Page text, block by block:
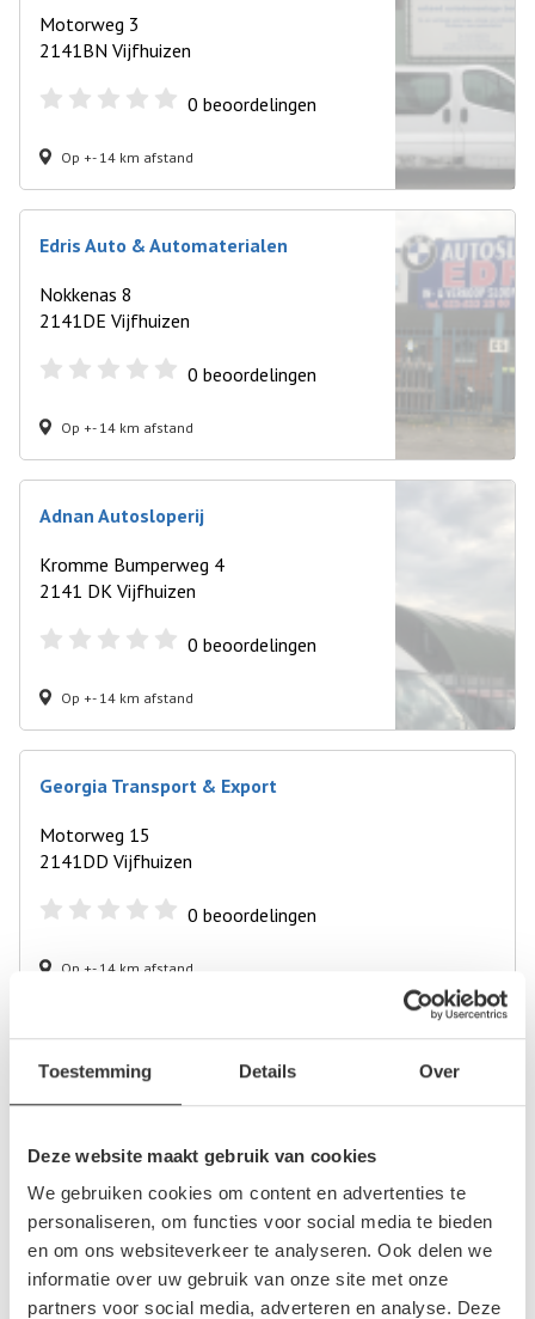
Toestemming Details Over
Deze website maakt gebruik van cookies
We gebruiken cookies om content en advertenties te
personaliseren, om functies voor social media te bieden
en om ons websiteverkeer te analyseren. Ook delen we
informatie over uw gebruik van onze site met onze
partners voor social media, adverteren en analyse. Deze
Motorweg 3
2141BN Vijfhuizen
0 beoordelingen
Op +- 14 km afstand
Edris Auto & Automaterialen
Nokkenas 8
2141DE Vijfhuizen
0 beoordelingen
Op +- 14 km afstand
Adnan Autosloperij
Kromme Bumperweg 4
2141 DK Vijfhuizen
0 beoordelingen
Op +- 14 km afstand
Georgia Transport & Export
Motorweg 15
2141DD Vijfhuizen
0 beoordelingen
Op +- 14 km afstand
Remweg 1
2beoordelingen